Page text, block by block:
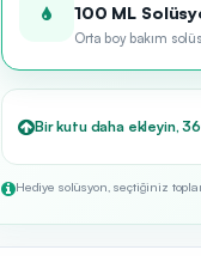
100 ML
Orta boy bakım
Bir kutu daha ekleyin,
Hediye solüsyon, seçtiğiniz